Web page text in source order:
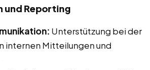
und Reporting
Unterstützung bei der
internen Mitteilungen und